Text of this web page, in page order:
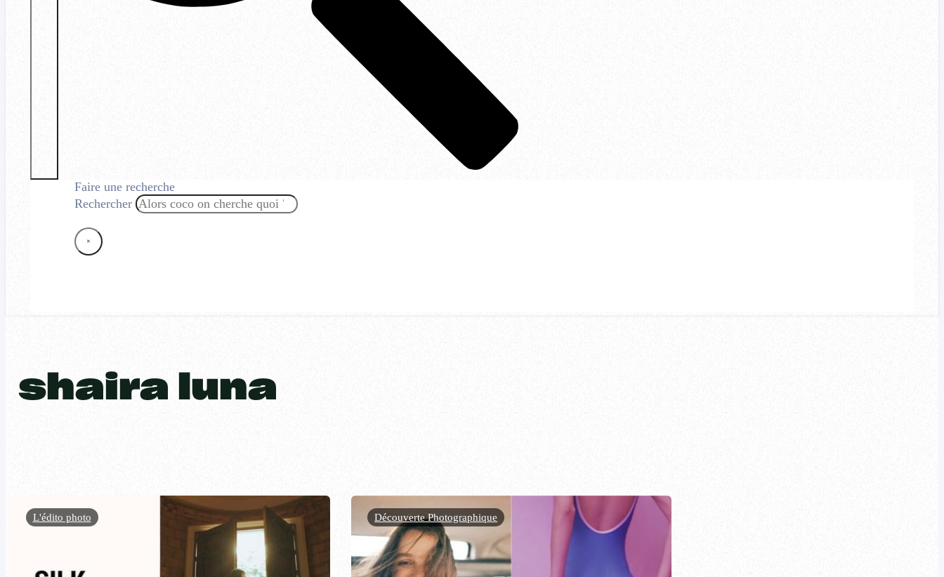
Faire une recherche
Rechercher
×
shaira luna
L'édito photo Découverte Photographique